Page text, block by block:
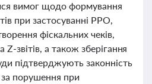
вимог щодо формування
при застосуванні РРО,
фіскальних чеків,
Z-звітів, а також зберігання
підтверджують законність
порушення при